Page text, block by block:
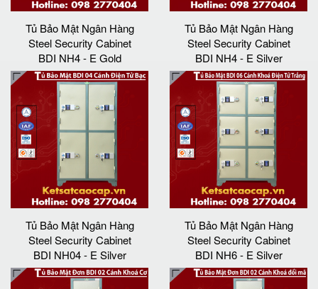
Tủ Bảo Mật Ngân Hàng
Steel Security Cabinet
BDI NH4 - E Gold
Tủ Bảo Mật Ngân Hàng
Steel Security Cabinet
BDI NH4 - E Silver
Tủ Bảo Mật Ngân Hàng
Steel Security Cabinet
BDI NH04 - E Silver
Tủ Bảo Mật Ngân Hàng
Steel Security Cabinet
BDI NH6 - E Silver